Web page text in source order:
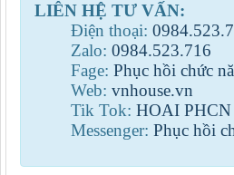
LIÊN HỆ TƯ VẤN:
Điện thoại: 0984.523.
Zalo: 0984.523.716
Fage: Phục hồi chức
Web: vnhouse.vn
Tik Tok: HOAI
Messenger: Phục hồi